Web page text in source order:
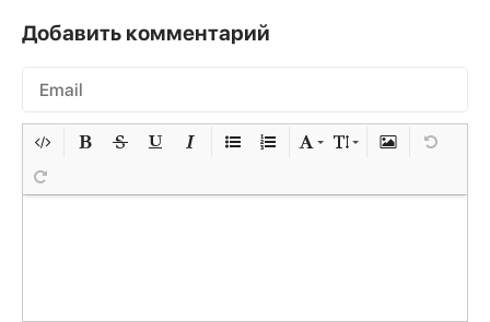
Добавить комментарий